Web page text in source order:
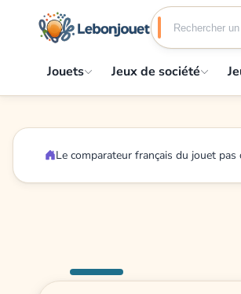
Jouets Jeux de société
Le comparateur français du jouet pas